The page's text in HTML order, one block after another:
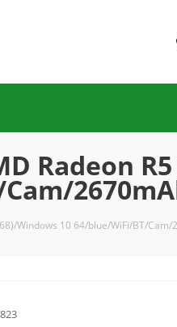
Radeon
Windows 10 64/blue/WiFi/BT/Cam/